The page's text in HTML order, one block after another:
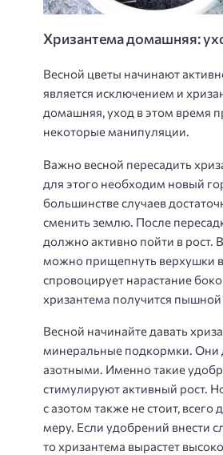
Хризантема домашняя:
Весной цветы начинают
является исключением и
домашняя, уход в этом время
некоторые манипуляции.
Важно весной пересадить
для этого необходим новый
большинстве случаев
сменить землю. После
должно активно пойти в рост.
можно прищепнуть верхушки
спровоцирует нарастание
хризантема получится пышной
Весной начинайте давать
минеральные подкормки.
азотными. Именно такие
стимулируют активный рост.
с азотом также не стоит,
меру. Если удобрений внести
то хризантема вырастет